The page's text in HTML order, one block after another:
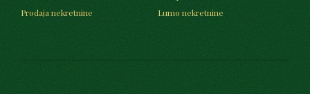
Prodaja nekretnine
Lumo nekretnine